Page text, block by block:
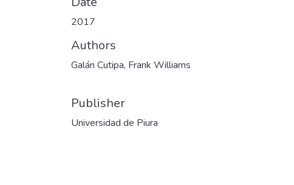
2017
Authors
Galán Cutipa, Frank Williams
Publisher
Universidad de Piura